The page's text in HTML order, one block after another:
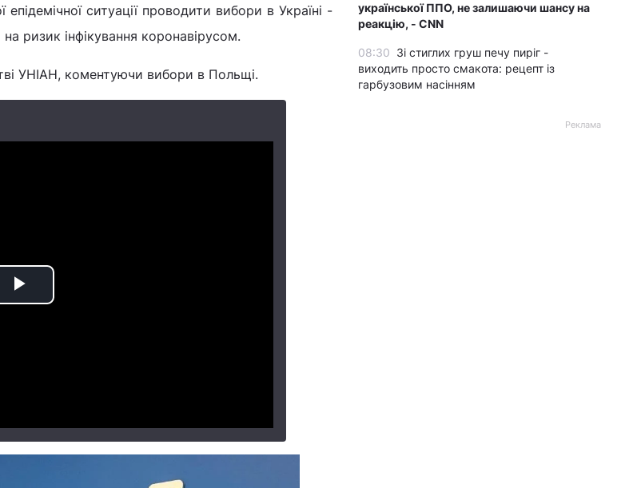
ситуації проводити вибори в Україні -
ризик інфікування коронавірусом.
УНІАН, коментуючи вибори в Польщі.
Play
української ППО, не залишаючи шансу на
реакцію, - CNN
08:30 Зі стиглих груш печу пиріг -
виходить просто смакота: рецепт із
гарбузовим насінням
Реклама